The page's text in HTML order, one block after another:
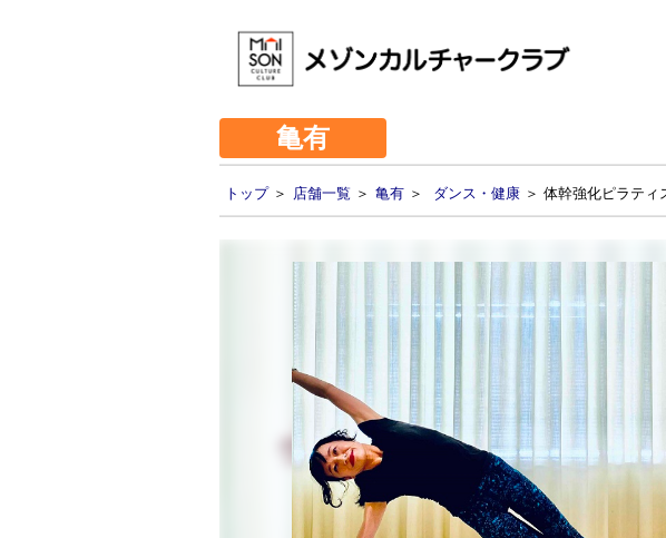
亀有
トップ＞ 店舗一覧 ＞ 亀有 ＞ ダンス・健康 ＞ 体幹強化ピラテ